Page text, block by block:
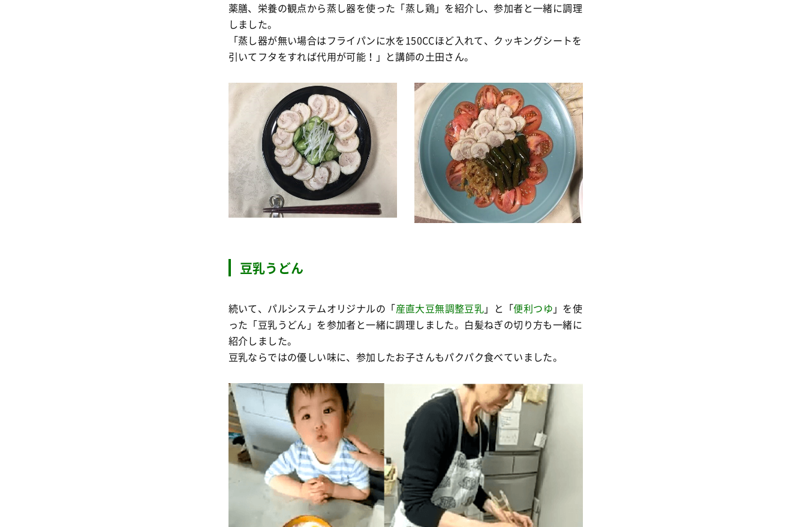
薬膳、栄養の観点から蒸し器を使った「蒸し鶏」を紹介し、参加者と一緒に調理
しました。
「蒸し器が無い場合はフライパンに水を150CCほど入れて、クッキングシートを
引いてフタをすれば代用が可能！」と講師の土田さん。
豆乳うどん
続いて、パルシステムオリジナルの「産直大豆無調整豆乳」と「便利つゆ 」を使
った「豆乳うどん」を参加者と一緒に調理しました。白髪ねぎの切り方も一緒に
紹介しました。
豆乳ならではの優しい味に、参加したお子さんもパクパク食べていました。